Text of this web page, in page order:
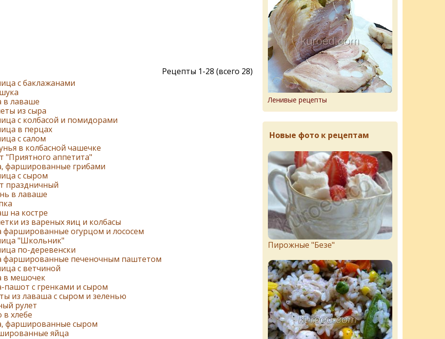
Рецепты 1-28 (всего 28)
с баклажанами
в лаваше
из сыра
с колбасой и помидорами
в перцах
с салом
в колбасной чашечке
"Приятного аппетита"
фаршированные грибами
с сыром
праздничный
в лаваше
на костре
из вареных яиц и колбасы
фаршированные огурцом и лососем
"Школьник"
по-деревенски
фаршированные печеночным паштетом
с ветчиной
в мешочек
пашот с гренками и сыром
из лаваша с сыром и зеленью
рулет
в хлебе
фаршированные сыром
яйца
Ленивые рецепты
Новые фото к рецептам
Пирожныe "Бeзe"